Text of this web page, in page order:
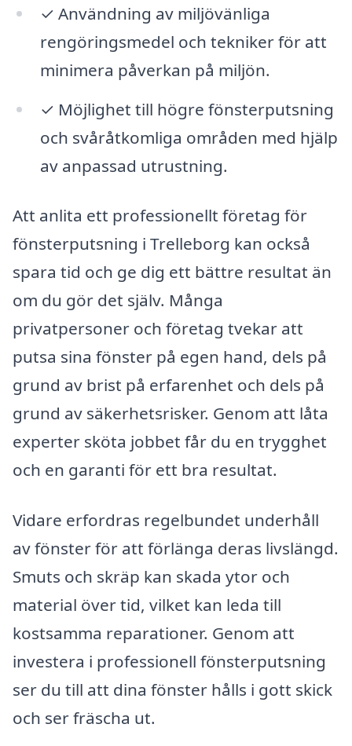
✓ Användning av miljövänliga
rengöringsmedel och tekniker för att
minimera påverkan på miljön.
✓ Möjlighet till högre fönsterputsning
och svåråtkomliga områden med hjälp
av anpassad utrustning.
Att anlita ett professionellt företag för
fönsterputsning i Trelleborg kan också
spara tid och ge dig ett bättre resultat än
om du gör det själv. Många
privatpersoner och företag tvekar att
putsa sina fönster på egen hand, dels på
grund av brist på erfarenhet och dels på
grund av säkerhetsrisker. Genom att låta
experter sköta jobbet får du en trygghet
och en garanti för ett bra resultat.
Vidare erfordras regelbundet underhåll
av fönster för att förlänga deras livslängd.
Smuts och skräp kan skada ytor och
material över tid, vilket kan leda till
kostsamma reparationer. Genom att
investera i professionell fönsterputsning
ser du till att dina fönster hålls i gott skick
och ser fräscha ut.